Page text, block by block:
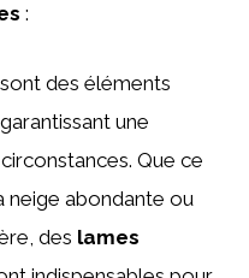
:
sont des éléments
une
Que ce
neige abondante ou
des lames